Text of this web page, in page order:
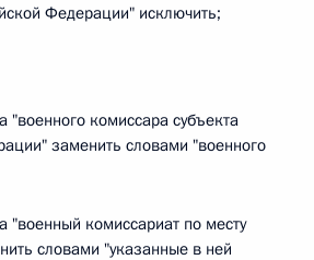
Федерации" исключить;
"военного комиссара субъекта
заменить словами "военного
"военный комиссариат по месту
словами "указанные в ней